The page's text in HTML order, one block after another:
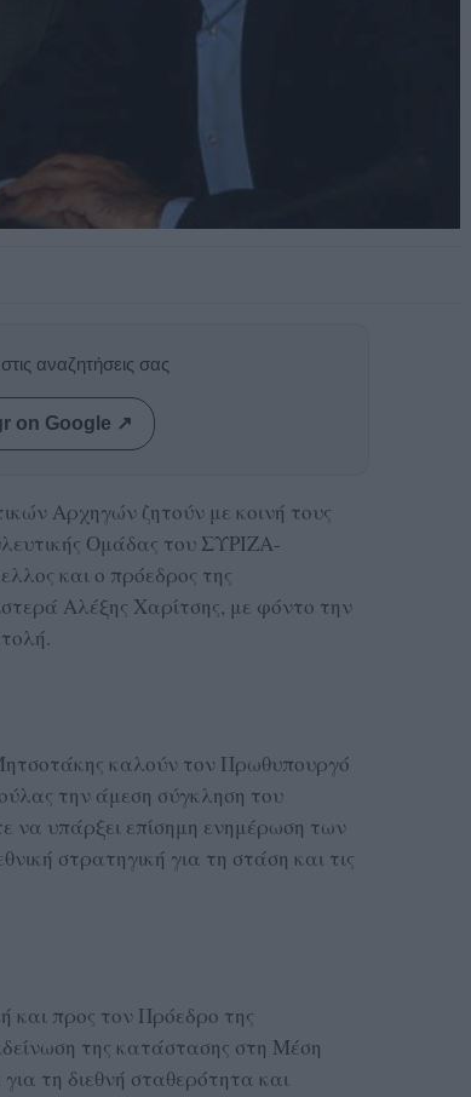
αναζητήσεις σας
on Google ↗
Αρχηγών ζητούν με κοινή τους
Ομάδας του ΣΥΡΙΖΑ-
και ο πρόεδρος της
Αλέξης Χαρίτσης, με φόντο την
καλούν τον Πρωθυπουργό
την άμεση σύγκληση του
να υπάρξει επίσημη ενημέρωση των
στρατηγική για τη στάση και τις
και προς τον Πρόεδρο της
της κατάστασης στη Μέση
τη διεθνή σταθερότητα και